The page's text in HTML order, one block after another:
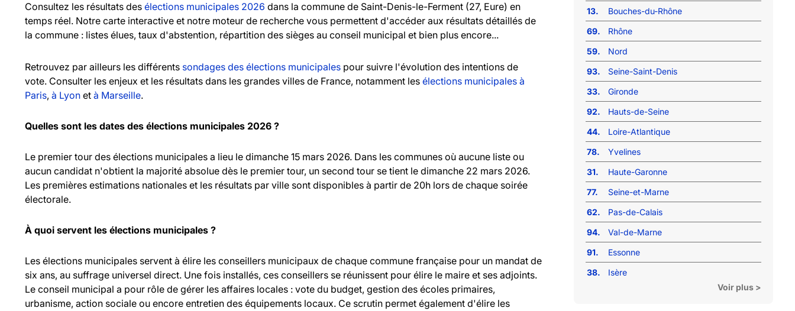
Consultez les résultats des élections municipales 2026 dans la commune de Saint-Denis-le-Ferment (27, Eure) en
temps réel. Notre carte interactive et notre moteur de recherche vous permettent d'accéder aux résultats détaillés de
la commune : listes élues, taux d'abstention, répartition des sièges au conseil municipal et bien plus encore...
Retrouvez par ailleurs les différents sondages des élections municipales pour suivre l'évolution des intentions de
vote. Consulter les enjeux et les résultats dans les grandes villes de France, notamment les élections municipales à
Paris, à Lyon et à Marseille.
Quelles sont les dates des élections municipales 2026 ?
Le premier tour des élections municipales a lieu le dimanche 15 mars 2026. Dans les communes où aucune liste ou
aucun candidat n'obtient la majorité absolue dès le premier tour, un second tour se tient le dimanche 22 mars 2026.
Les premières estimations nationales et les résultats par ville sont disponibles à partir de 20h lors de chaque soirée
électorale.
À quoi servent les élections municipales ?
Les élections municipales servent à élire les conseillers municipaux de chaque commune française pour un mandat de
six ans, au suffrage universel direct. Une fois installés, ces conseillers se réunissent pour élire le maire et ses adjoints.
Le conseil municipal a pour rôle de gérer les affaires locales : vote du budget, gestion des écoles primaires,
urbanisme, action sociale ou encore entretien des équipements locaux. Ce scrutin permet également d'élire les
13.
Bouches-du-Rhône
69.
Rhône
59.
Nord
93.
Seine-Saint-Denis
33.
Gironde
92.
Hauts-de-Seine
44.
Loire-Atlantique
78.
Yvelines
31.
Haute-Garonne
77.
Seine-et-Marne
62.
Pas-de-Calais
94.
Val-de-Marne
91.
Essonne
38.
Isère
Voir plus >